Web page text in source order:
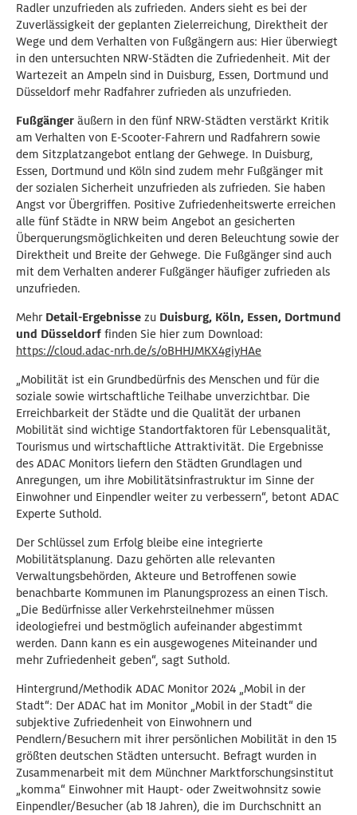
Radler unzufrieden als zufrieden. Anders sieht es bei der
Zuverlässigkeit der geplanten Zielerreichung, Direktheit der
Wege und dem Verhalten von Fußgängern aus: Hier überwiegt
in den untersuchten NRW-Städten die Zufriedenheit. Mit der
Wartezeit an Ampeln sind in Duisburg, Essen, Dortmund und
Düsseldorf mehr Radfahrer zufrieden als unzufrieden.
Fußgänger äußern in den fünf NRW-Städten verstärkt Kritik
am Verhalten von E-Scooter-Fahrern und Radfahrern sowie
dem Sitzplatzangebot entlang der Gehwege. In Duisburg,
Essen, Dortmund und Köln sind zudem mehr Fußgänger mit
der sozialen Sicherheit unzufrieden als zufrieden. Sie haben
Angst vor Übergriffen. Positive Zufriedenheitswerte erreichen
alle fünf Städte in NRW beim Angebot an gesicherten
Überquerungsmöglichkeiten und deren Beleuchtung sowie der
Direktheit und Breite der Gehwege. Die Fußgänger sind auch
mit dem Verhalten anderer Fußgänger häufiger zufrieden als
unzufrieden.
Mehr Detail-Ergebnisse zu Duisburg, Köln, Essen, Dortmund
und Düsseldorf finden Sie hier zum Download:
https://cloud.adac-nrh.de/s/oBHHJMKX4giyHAe
„Mobilität ist ein Grundbedürfnis des Menschen und für die
soziale sowie wirtschaftliche Teilhabe unverzichtbar. Die
Erreichbarkeit der Städte und die Qualität der urbanen
Mobilität sind wichtige Standortfaktoren für Lebensqualität,
Tourismus und wirtschaftliche Attraktivität. Die Ergebnisse
des ADAC Monitors liefern den Städten Grundlagen und
Anregungen, um ihre Mobilitätsinfrastruktur im Sinne der
Einwohner und Einpendler weiter zu verbessern“, betont ADAC
Experte Suthold.
Der Schlüssel zum Erfolg bleibe eine integrierte
Mobilitätsplanung. Dazu gehörten alle relevanten
Verwaltungsbehörden, Akteure und Betroffenen sowie
benachbarte Kommunen im Planungsprozess an einen Tisch.
„Die Bedürfnisse aller Verkehrsteilnehmer müssen
ideologiefrei und bestmöglich aufeinander abgestimmt
werden. Dann kann es ein ausgewogenes Miteinander und
mehr Zufriedenheit geben“, sagt Suthold.
Hintergrund/Methodik ADAC Monitor 2024 „Mobil in der
Stadt“: Der ADAC hat im Monitor „Mobil in der Stadt“ die
subjektive Zufriedenheit von Einwohnern und
Pendlern/Besuchern mit ihrer persönlichen Mobilität in den 15
größten deutschen Städten untersucht. Befragt wurden in
Zusammenarbeit mit dem Münchner Marktforschungsinstitut
„komma“ Einwohner mit Haupt- oder Zweitwohnsitz sowie
Einpendler/Besucher (ab 18 Jahren), die im Durchschnitt an